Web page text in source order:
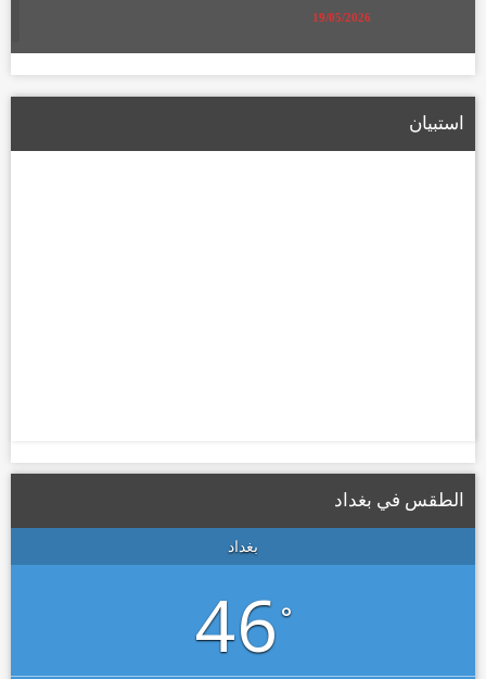
19/05/2026
الإعمار تعلن تشكيل لجان لتعويض أصحاب الأراضي المتأثرة بمسار
الطريق الحلقي الرابع
استبيان
الطقس في بغداد
بغداد
46°